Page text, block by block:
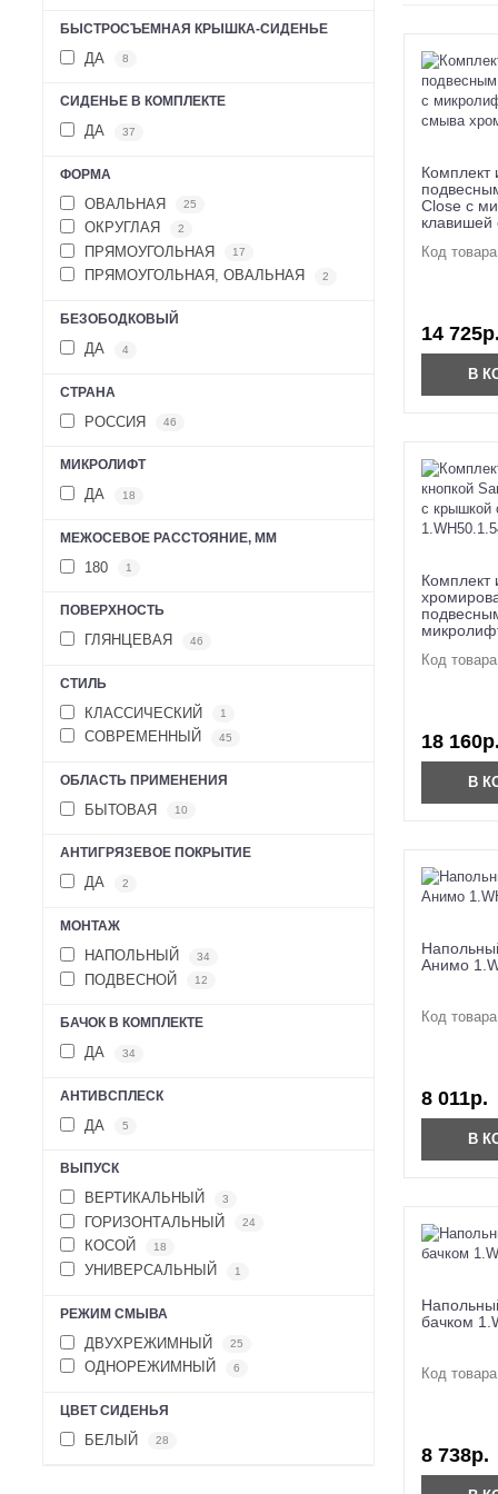
БЫСТРОСЪЕМНАЯ КРЫШКА-СИДЕНЬЕ
ДА 8
СИДЕНЬЕ В КОМПЛЕКТЕ
ДА 37
ФОРМА
ОВАЛЬНАЯ 25
ОКРУГЛАЯ 2
ПРЯМОУГОЛЬНАЯ 17
ПРЯМОУГОЛЬНАЯ, ОВАЛЬНАЯ 2
БЕЗОБОДКОВЫЙ
ДА 4
СТРАНА
РОССИЯ 46
МИКРОЛИФТ
ДА 18
МЕЖОСЕВОЕ РАССТОЯНИЕ, ММ
180 1
ПОВЕРХНОСТЬ
ГЛЯНЦЕВАЯ 46
СТИЛЬ
КЛАССИЧЕСКИЙ 1
СОВРЕМЕННЫЙ 45
ОБЛАСТЬ ПРИМЕНЕНИЯ
БЫТОВАЯ 10
АНТИГРЯЗЕВОЕ ПОКРЫТИЕ
ДА 2
МОНТАЖ
НАПОЛЬНЫЙ 34
ПОДВЕСНОЙ 12
БАЧОК В КОМПЛЕКТЕ
ДА 34
АНТИВСПЛЕСК
ДА 5
ВЫПУСК
ВЕРТИКАЛЬНЫЙ 3
ГОРИЗОНТАЛЬНЫЙ 24
КОСОЙ 18
УНИВЕРСАЛЬНЫЙ 1
РЕЖИМ СМЫВА
ДВУХРЕЖИМНЫЙ 25
ОДНОРЕЖИМНЫЙ 6
ЦВЕТ СИДЕНЬЯ
БЕЛЫЙ 28
Комплект
Close с
клавишей
Код
14
В
Комплект
Код
18
В
Анимо
Код
8 011р.
В
бачком
Код
8 738р.